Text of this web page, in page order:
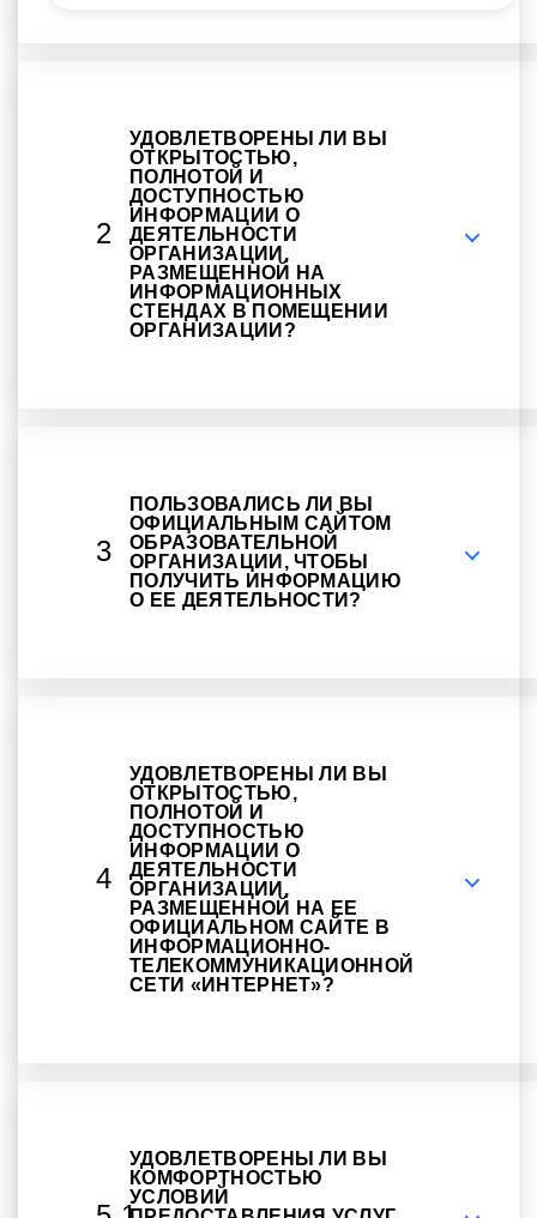
2
УДОВЛЕТВОРЕНЫ ЛИ ВЫ
ОТКРЫТОСТЬЮ,
ПОЛНОТОЙ И
ДОСТУПНОСТЬЮ
ИНФОРМАЦИИ О
ДЕЯТЕЛЬНОСТИ
ОРГАНИЗАЦИИ,
РАЗМЕЩЕННОЙ НА
ИНФОРМАЦИОННЫХ
СТЕНДАХ В ПОМЕЩЕНИИ
ОРГАНИЗАЦИИ?
3
ПОЛЬЗОВАЛИСЬ ЛИ ВЫ
ОФИЦИАЛЬНЫМ САЙТОМ
ОБРАЗОВАТЕЛЬНОЙ
ОРГАНИЗАЦИИ, ЧТОБЫ
ПОЛУЧИТЬ ИНФОРМАЦИЮ
О ЕЕ ДЕЯТЕЛЬНОСТИ?
4
УДОВЛЕТВОРЕНЫ ЛИ ВЫ
ОТКРЫТОСТЬЮ,
ПОЛНОТОЙ И
ДОСТУПНОСТЬЮ
ИНФОРМАЦИИ О
ДЕЯТЕЛЬНОСТИ
ОРГАНИЗАЦИИ,
РАЗМЕЩЕННОЙ НА ЕЕ
ОФИЦИАЛЬНОМ САЙТЕ В
ИНФОРМАЦИОННО-
ТЕЛЕКОММУНИКАЦИОННОЙ
СЕТИ «ИНТЕРНЕТ»?
УДОВЛЕТВОРЕНЫ ЛИ ВЫ
КОМФОРТНОСТЬЮ
УСЛОВИЙ